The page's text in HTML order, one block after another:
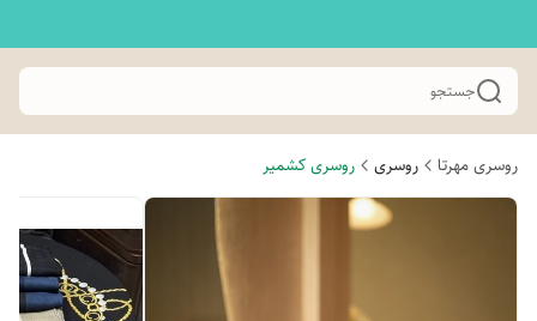
جستجو
روسری مهرتا روسری روسری کشمیر